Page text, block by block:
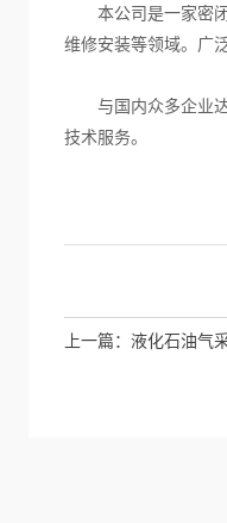
本公司是一家密闭
维修安装等领域。广
与国内众多企业达
技术服务。
上一篇： 液化石油气